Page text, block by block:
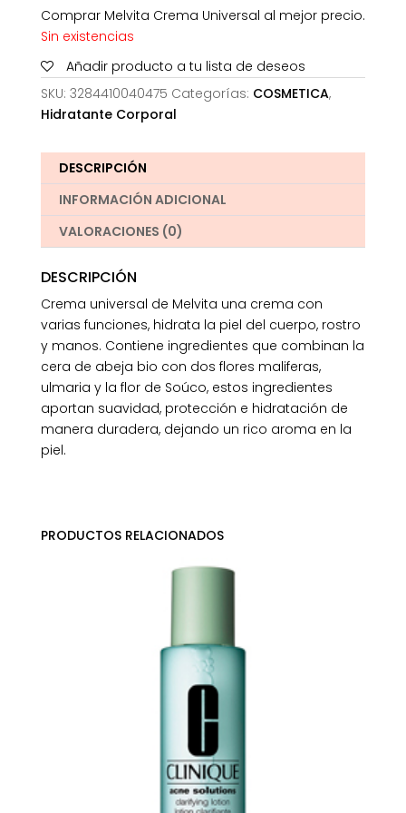
Comprar Melvita Crema Universal al mejor precio.
Sin existencias
Añadir producto a tu lista de deseos
SKU: 3284410040475 Categorías: COSMETICA,
Hidratante Corporal
DESCRIPCIÓN
INFORMACIÓN ADICIONAL
VALORACIONES (0)
DESCRIPCIÓN
Crema universal de Melvita una crema con
varias funciones, hidrata la piel del cuerpo, rostro
y manos. Contiene ingredientes que combinan la
cera de abeja bio con dos flores maliferas,
ulmaria y la flor de Soúco, estos ingredientes
aportan suavidad, protección e hidratación de
manera duradera, dejando un rico aroma en la
piel.
PRODUCTOS RELACIONADOS